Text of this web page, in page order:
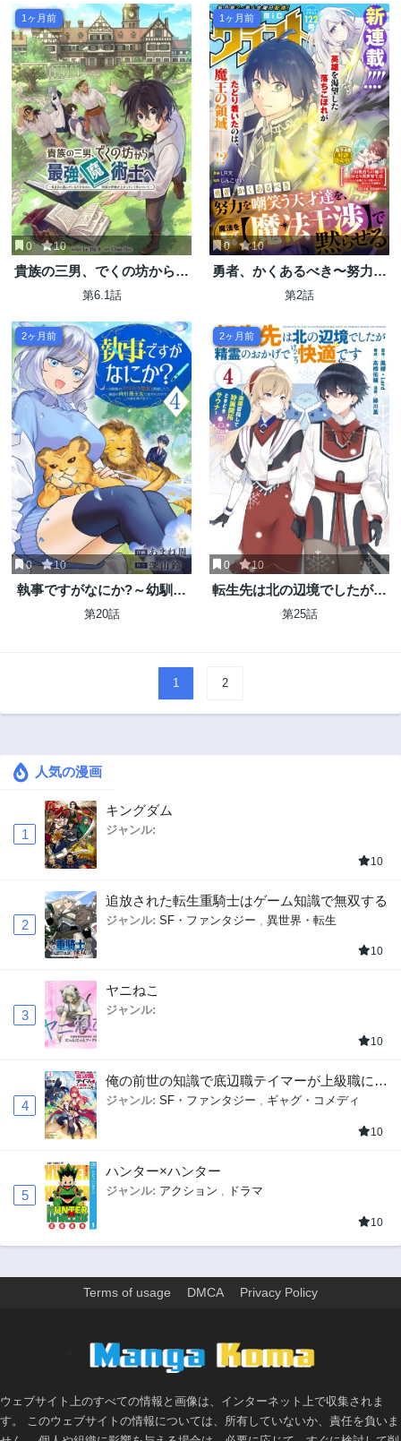
1ヶ月前
0 10
貴族の三男、でくの坊から最
強魔術士へ。パラメーターを
改造! ～気ままに遊んでいる
だけなのに、何故か評価が上
がっていく件について～
第6.1話
1ヶ月前
0 10
勇者、かくあるべき〜努力を
嘲笑う天才達を、魔法を奪っ
る〜
第2話
2ヶ月前
0 10
執事ですがなにか?～幼馴染
のパワハラ皇女と絶縁した
第20話
2ヶ月前
0 10
転生先は北の辺境でしたが精
霊のおかげでけっこう快適で
第25話
1 2
人気の漫画
1
キングダム
ジャンル:
10
2
追放された転生重騎士はゲーム知識で無双する
ジャンル: SF・ファンタジー 異世界・転生
10
3
ヤニねこ
ジャンル:
10
4
俺の前世の知識で底辺職テイマーが上級職にな
ってしまいそうな件
ジャンル: SF・ファンタジー , ギャグ・コメディ
10
5
ハンター×ハンター
ジャンル: アクション , ドラマ
10
Terms of usage DMCA Privacy Policy
ウェブサイト上のすべての情報と画像は、インターネット上で収集されま
す。 このウェブサイトの情報については、所有していないか、責任を負いま